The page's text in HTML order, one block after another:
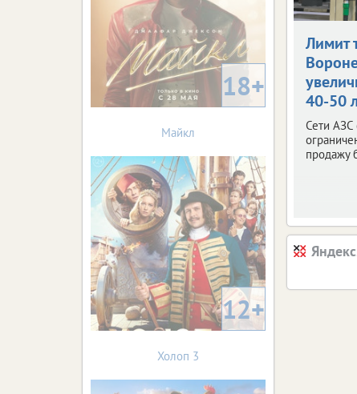
Лимит
40-50
Сети АЗС
продажу
18+
Майкл
12+
Холоп 3